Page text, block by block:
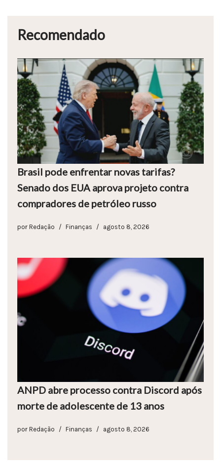
Recomendado
Brasil pode enfrentar novas tarifas?
Senado dos EUA aprova projeto contra
compradores de petróleo russo
por Redação Finanças agosto 8, 2026
ANPD abre processo contra Discord após
morte de adolescente de 13 anos
por Redação Finanças agosto 8, 2026